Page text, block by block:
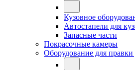
Кузовное
Автостапели для
Запасные части
Покрасочные камеры
Оборудование для правки